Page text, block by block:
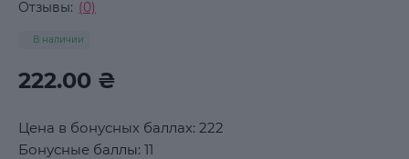
Отзывы: (0)
В наличии
222.00 ₴
Цена в бонусных баллах: 222
Бонусные баллы: 11